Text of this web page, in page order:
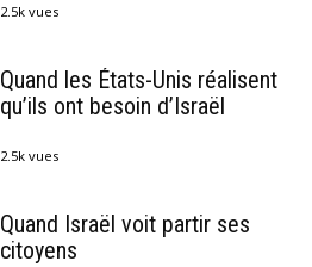
2.5k vues
Quand les États-Unis réalisent
qu’ils ont besoin d’Israël
2.5k vues
Quand Israël voit partir ses
citoyens